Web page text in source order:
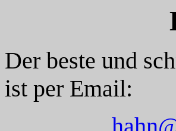
Der beste und
ist per Email: